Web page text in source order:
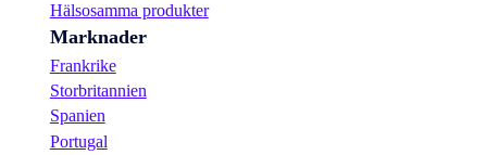
Hälsosamma produkter
Marknader
Frankrike
Storbritannien
Spanien
Portugal